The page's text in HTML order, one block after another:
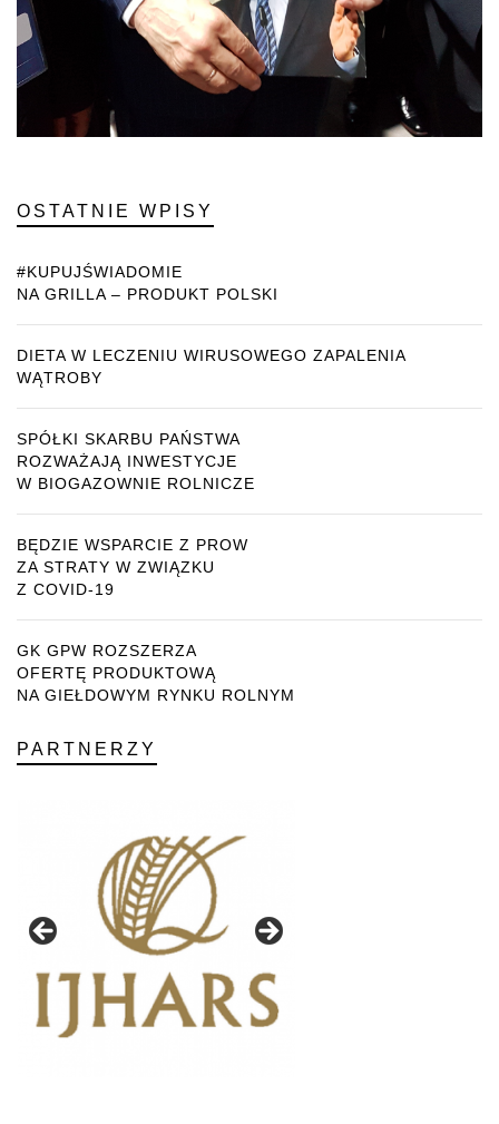
OSTATNIE WPISY
#KUPUJŚWIADOMIE
NA GRILLA – PRODUKT POLSKI
DIETA W LECZENIU WIRUSOWEGO ZAPALENIA
WĄTROBY
SPÓŁKI SKARBU PAŃSTWA
ROZWAŻAJĄ INWESTYCJE
W BIOGAZOWNIE ROLNICZE
BĘDZIE WSPARCIE Z PROW
ZA STRATY W ZWIĄZKU
Z COVID-19
GK GPW ROZSZERZA
OFERTĘ PRODUKTOWĄ
NA GIEŁDOWYM RYNKU ROLNYM
PARTNERZY